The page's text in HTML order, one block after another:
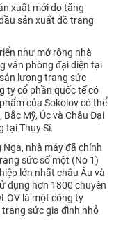
xuất mới do tăng
sản xuất đồ trang
như mở rộng nhà
văn phòng đại diện tại
lượng trang sức
ty cổ phần quốc tế có
của Sokolov có thể
Mỹ, Úc và Châu Đại
tại Thụy Sĩ.
nhà máy đã chính
sức số một (No 1)
lớn nhất châu Âu và
dụng hơn 1800 chuyên
là một công ty
sức gia đình nhỏ